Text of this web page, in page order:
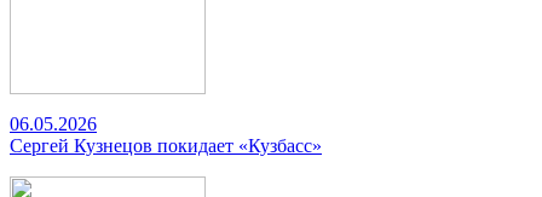
06.05.2026
Сергей Кузнецов покидает «Кузбасс»